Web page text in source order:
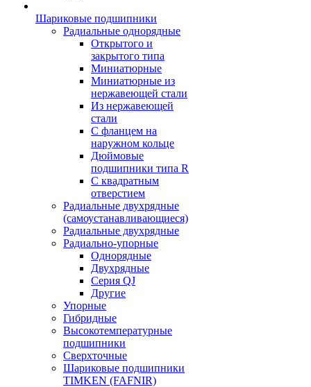
Шариковые подшипники
Радиальные однорядные
Открытого и
закрытого типа
Миниатюрные
Миниатюрные из
нержавеющей стали
Из нержавеющей
стали
С фланцем на
наружном кольце
Дюймовые
подшипники типа R
С квадратным
отверстием
Радиальные двухрядные
(самоустанавливающиеся)
Радиальные двухрядные
Радиально-упорные
Однорядные
Двухрядные
Серия QJ
Другие
Упорные
Гибридные
Высокотемпературные
подшипники
Сверхточные
Шариковые подшипники
TIMKEN (FAFNIR)